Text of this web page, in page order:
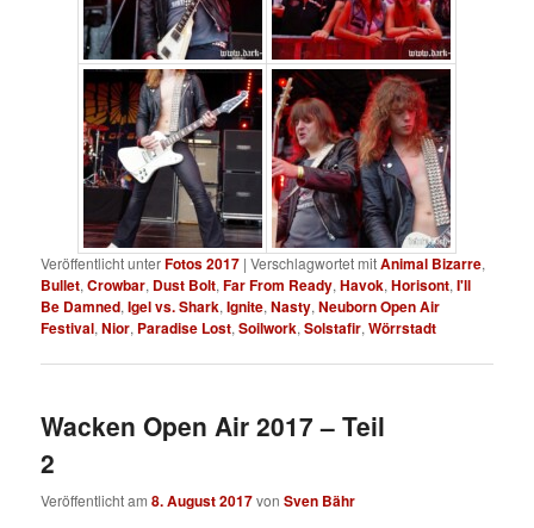
Veröffentlicht unterFotos 2017 |Verschlagwortet mitAnimal Bizarre,
Bullet,Crowbar, Dust Bolt,Far From Ready,Havok,Horisont,I'll
Be Damned,Igel vs. Shark,Ignite,Nasty,Neuborn Open Air
Festival,Nior, Paradise Lost,Soilwork,Solstafir,Wörrstadt
Wacken Open Air 2017 – Teil
2
Veröffentlicht am8. August 2017vonSven Bähr